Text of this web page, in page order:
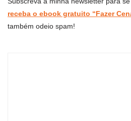
receba o ebook gratuito “Fazer
também odeio spam!